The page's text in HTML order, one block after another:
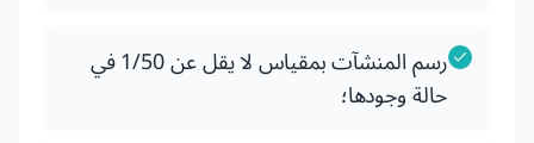
رسم المنشآت بمقياس لا يقل عن 1/50 في
حالة وجودها؛